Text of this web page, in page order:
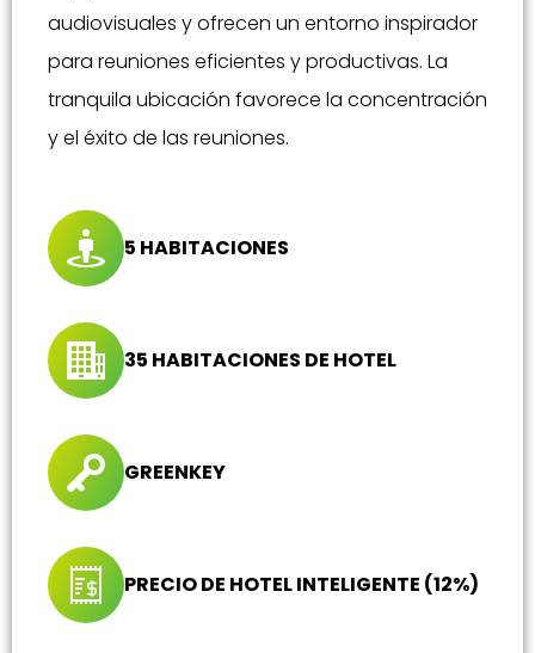
audiovisuales y ofrecen un entorno inspirador
para reuniones eficientes y productivas. La
tranquila ubicación favorece la concentración
y el éxito de las reuniones.
5 HABITACIONES
35 HABITACIONES DE HOTEL
GREENKEY
PRECIO DE HOTEL INTELIGENTE (12%)